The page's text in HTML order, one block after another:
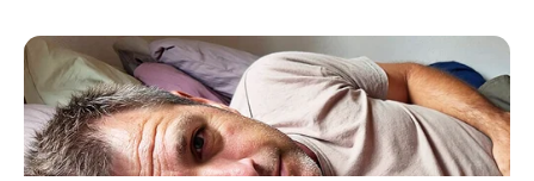
© 2025 EVIANEWS του Γιώργου Κουτσελίνη